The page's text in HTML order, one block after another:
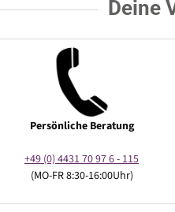
Deine
Persönliche Beratung
+49 (0) 4431 70 97 6 - 115
(MO-FR 8:30-16:00Uhr)